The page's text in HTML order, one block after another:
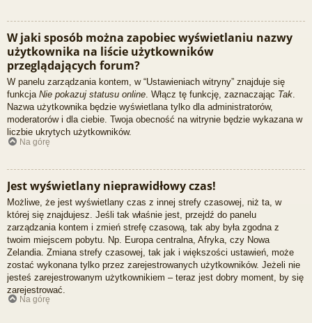
W jaki sposób można zapobiec wyświetlaniu nazwy
użytkownika na liście użytkowników
przeglądających forum?
W panelu zarządzania kontem, w “Ustawieniach witryny” znajduje się
funkcja Nie pokazuj statusu online. Włącz tę funkcję, zaznaczając Tak.
Nazwa użytkownika będzie wyświetlana tylko dla administratorów,
moderatorów i dla ciebie. Twoja obecność na witrynie będzie wykazana w
liczbie ukrytych użytkowników.
Na górę
Jest wyświetlany nieprawidłowy czas!
Możliwe, że jest wyświetlany czas z innej strefy czasowej, niż ta, w
której się znajdujesz. Jeśli tak właśnie jest, przejdź do panelu
zarządzania kontem i zmień strefę czasową, tak aby była zgodna z
twoim miejscem pobytu. Np. Europa centralna, Afryka, czy Nowa
Zelandia. Zmiana strefy czasowej, tak jak i większości ustawień, może
zostać wykonana tylko przez zarejestrowanych użytkowników. Jeżeli nie
jesteś zarejestrowanym użytkownikiem – teraz jest dobry moment, by się
zarejestrować.
Na górę